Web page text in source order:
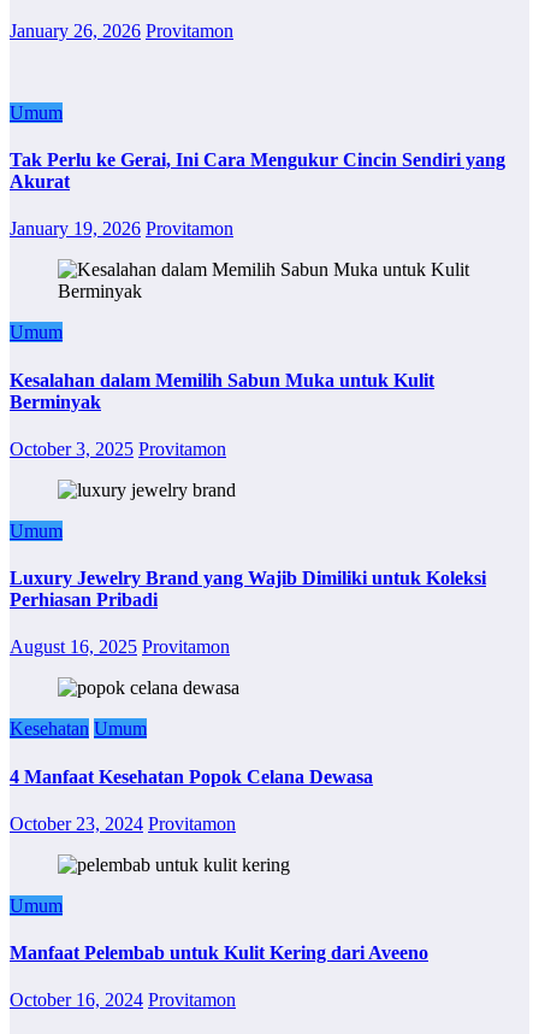
January 26, 2026 Provitamon
Umum
Tak Perlu ke Gerai, Ini Cara Mengukur Cincin Sendiri yang
Akurat
January 19, 2026 Provitamon
Umum
Kesalahan dalam Memilih Sabun Muka untuk Kulit
Berminyak
October 3, 2025 Provitamon
Umum
Luxury Jewelry Brand yang Wajib Dimiliki untuk Koleksi
Perhiasan Pribadi
August 16, 2025 Provitamon
Kesehatan Umum
4 Manfaat Kesehatan Popok Celana Dewasa
October 23, 2024 Provitamon
Umum
Manfaat Pelembab untuk Kulit Kering dari Aveeno
October 16, 2024 Provitamon